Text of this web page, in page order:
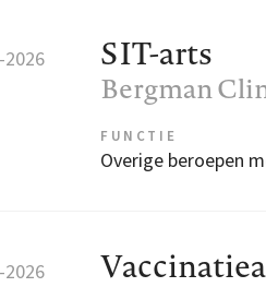
2026 SIT-arts
Bergman
FUNCTIE
Overige beroepen
2026